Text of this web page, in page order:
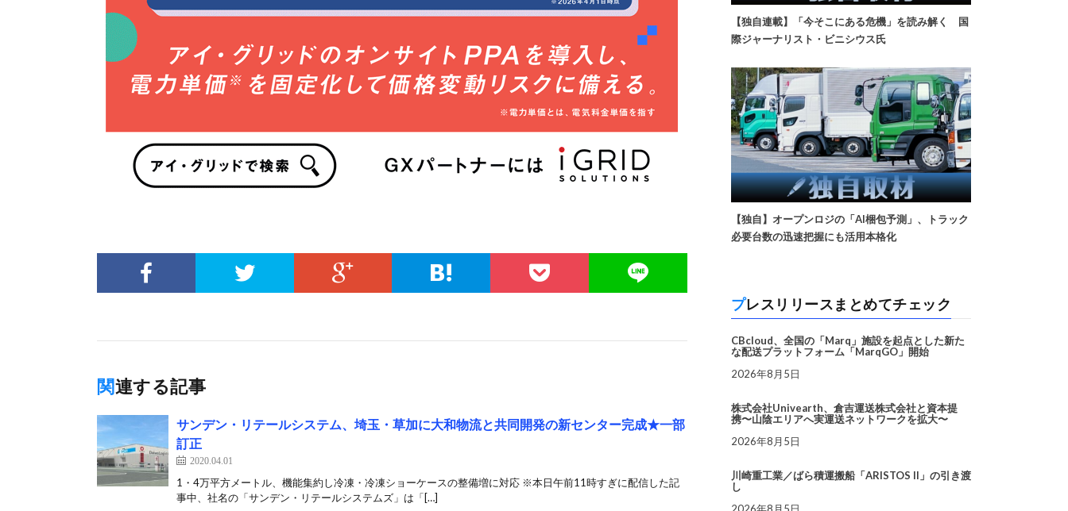
関連する記事
サンデン・リテールシステム、埼玉・草加に大和物流と共同開発の新センター完成★一部
訂正
2020.04.01
1・4万平方メートル、機能集約し冷凍・冷凍ショーケースの整備増に対応 ※本日午前11時すぎに配信した記
事中、社名の「サンデン・リテールシステムズ」は「[…]
【独自連載】「今そこにある危機」を読み解く 国
際ジャーナリスト・ビニシウス氏
【独自】オープンロジの「AI梱包予測」、トラック
必要台数の迅速把握にも活用本格化
プレスリリースまとめてチェック
CBcloud、全国の「Marq」施設を起点とした新た
な配送プラットフォーム「MarqGO」開始
2026年8月5日
株式会社Univearth、倉吉運送株式会社と資本提
携〜山陰エリアへ実運送ネットワークを拡大〜
2026年8月5日
川崎重工業／ばら積運搬船「ARISTOS II」の引き渡
し
2026年8月5日